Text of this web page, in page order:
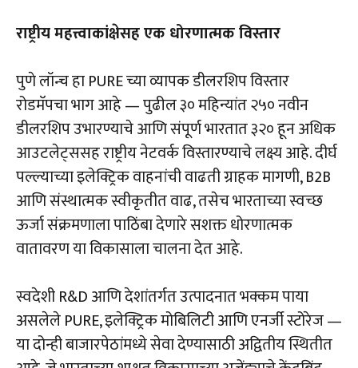
राष्ट्रीय महत्त्वाकांक्षेसह एक धोरणात्मक विस्तार
पुणे लॉन्च हा PURE च्या व्यापक डीलरशिप विस्तार
रोडमॅपचा भाग आहे — पुढील ३० महिन्यांत २५० नवीन
डीलरशिप उभारण्याचे आणि संपूर्ण भारतात ३२० हून अधिक
आउटलेट्ससह राष्ट्रीय नेटवर्क विस्तारण्याचे लक्ष्य आहे. दीर्घ
पल्ल्याच्या इलेक्ट्रिक वाहनांची वाढती ग्राहक मागणी, B2B
आणि संस्थात्मक स्वीकृतीत वाढ, तसेच भारताच्या स्वच्छ
ऊर्जा संक्रमणाला पाठिंबा देणारे सशक्त धोरणात्मक
वातावरण या विकासाला चालना देत आहे.
स्वदेशी R&D आणि देशांतर्गत उत्पादनात भक्कम पाया
असलेले PURE, इलेक्ट्रिक मोबिलिटी आणि एनर्जी स्टोरेज —
या दोन्ही बाजारपेठांमध्ये सेवा देण्यासाठी अद्वितीय स्थितीत